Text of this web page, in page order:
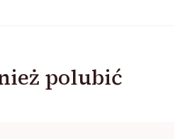
polubić